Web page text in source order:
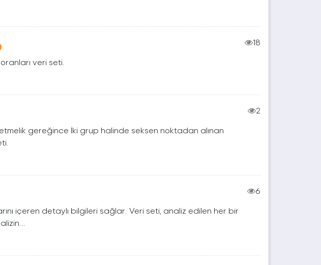
18
veri seti.
2
gereğince İki grup halinde seksen noktadan alınan
6
içeren detaylı bilgileri sağlar. Veri seti, analiz edilen her bir